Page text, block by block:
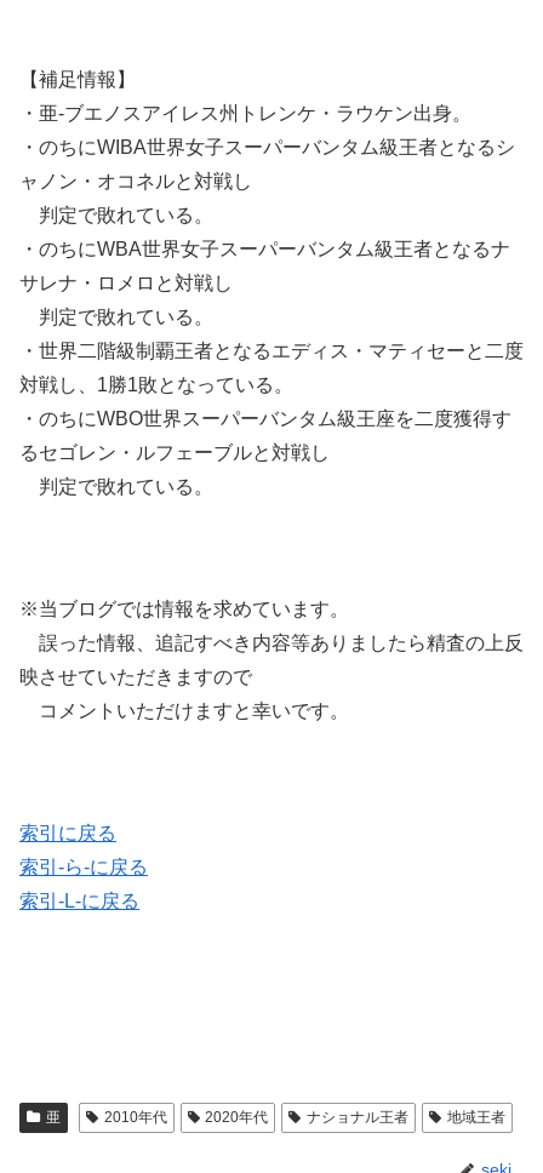
【補足情報】
・亜-ブエノスアイレス州トレンケ・ラウケン出身。
・のちにWIBA世界女子スーパーバンタム級王者となるシ
ャノン・オコネルと対戦し
判定で敗れている。
・のちにWBA世界女子スーパーバンタム級王者となるナ
サレナ・ロメロと対戦し
判定で敗れている。
・世界二階級制覇王者となるエディス・マティセーと二度
対戦し、1勝1敗となっている。
・のちにWBO世界スーパーバンタム級王座を二度獲得す
るセゴレン・ルフェーブルと対戦し
判定で敗れている。
※当ブログでは情報を求めています。
誤った情報、追記すべき内容等ありましたら精査の上反
映させていただきますので
コメントいただけますと幸いです。
索引に戻る
索引-ら-に戻る
索引-L-に戻る
亜 2010年代 2020年代 ナショナル王者 地域王者
seki